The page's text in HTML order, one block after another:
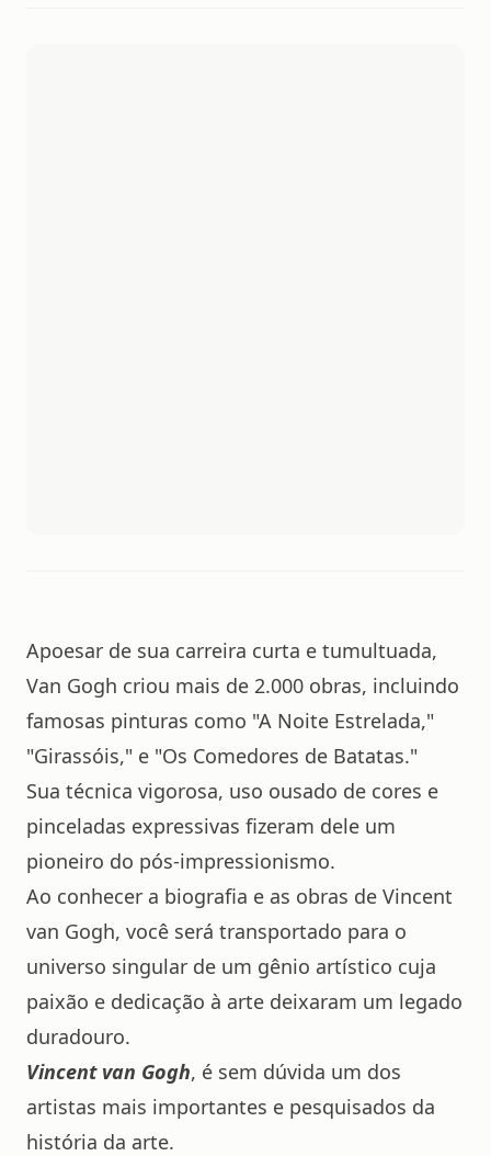
Apoesar de sua carreira curta e tumultuada,
Van Gogh criou mais de 2.000 obras, incluindo
famosas pinturas como "A Noite Estrelada,"
"Girassóis," e "Os Comedores de Batatas."
Sua técnica vigorosa, uso ousado de cores e
pinceladas expressivas fizeram dele um
pioneiro do pós-impressionismo.
Ao conhecer a biografia e as obras de Vincent
van Gogh, você será transportado para o
universo singular de um gênio artístico cuja
paixão e dedicação à arte deixaram um legado
duradouro.
Vincent van Gogh, é sem dúvida um dos
artistas mais importantes e pesquisados da
história da arte.